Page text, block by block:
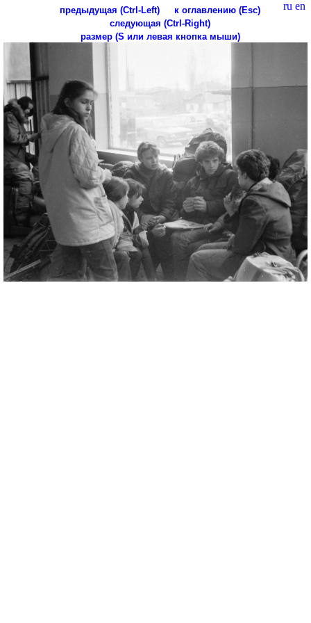
ru en
предыдущая (Ctrl-Left)
к оглавлению (Esc)
следующая (Ctrl-Right)
размер (S или левая кнопка мыши)